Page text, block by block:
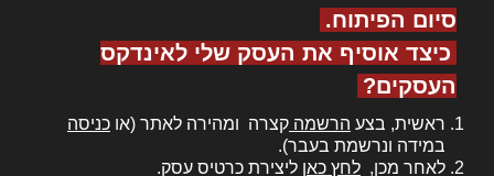
סיום הפיתוח.
כיצד אוסיף את העסק שלי לאינדקס
העסקים?
ראשית, בצע הרשמה קצרה ומהירה לאתר (או כניסה
במידה ונרשמת בעבר).
לאחר מכן, לחץ כאן ליצירת כרטיס עסק.